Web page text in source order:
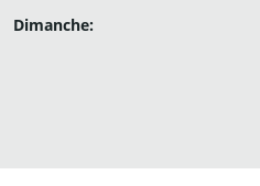
Dimanche: